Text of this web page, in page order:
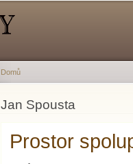
Jste zde
Domů
Jan Spousta
Prostor